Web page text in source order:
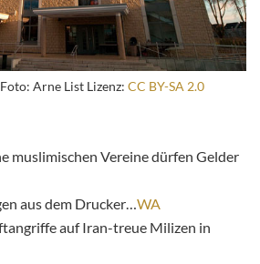
Arne List Lizenz: CC BY-SA 2.0
muslimischen Vereine dürfen Gelder
aus dem Drucker… WA
auf Iran-treue Milizen in